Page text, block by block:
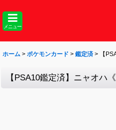
メニュー
ホーム > ポケモンカード > 鑑定済 > 【
【PSA10鑑定済】ニャオハ